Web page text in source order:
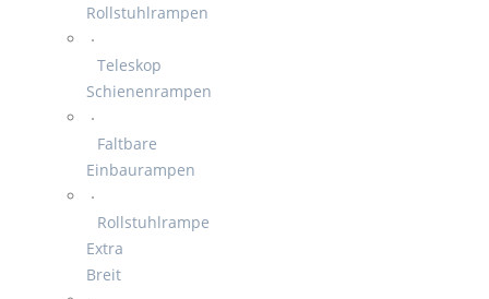
Rollstuhlrampen
Teleskop
Schienenrampen
Faltbare
Einbaurampen
Rollstuhlrampe
Extra
Breit